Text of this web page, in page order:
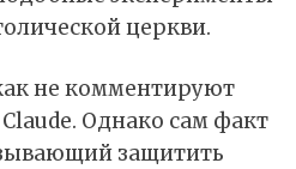
церкви.
не комментируют
Claude. Однако сам факт
защитить